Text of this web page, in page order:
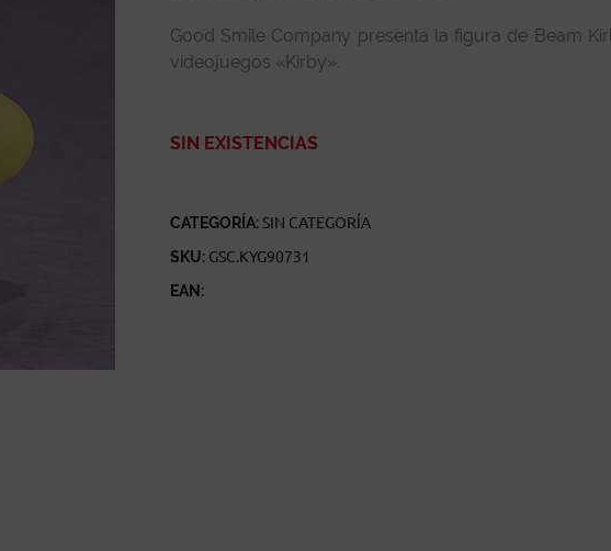
Good Smile Company presenta la figura de Beam
videojuegos «Kirby».
SIN EXISTENCIAS
CATEGORÍA: SIN CATEGORÍA
SKU: GSC.KYG90731
EAN: